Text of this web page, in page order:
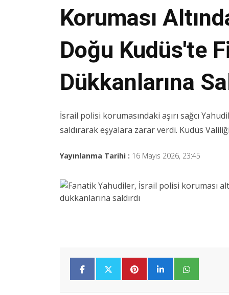
Koruması
Doğu Kudüs'te
Dükkanlarına
İsrail polisi korumasındaki aşırı sağcı
saldırarak eşyalara zarar verdi. Kudüs Valiliği
Yayınlanma Tarihi : 16 Mayıs 2026, 23:45